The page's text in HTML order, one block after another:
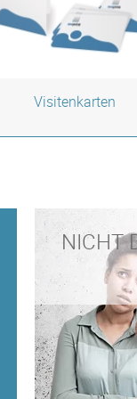
Visitenkarten
NICHT